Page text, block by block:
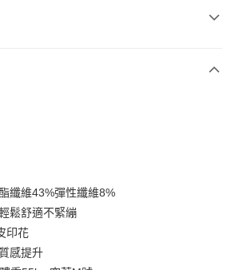
台北富邦商業銀行
兆豐國際商業銀行
纖維43%彈性纖維8%
鬆舒適不緊繃
印花
感提升